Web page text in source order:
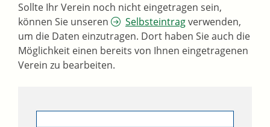
Sollte Ihr Verein noch nicht eingetragen sein,
können Sie unseren
Selbsteintragverwenden,
um die Daten einzutragen. Dort haben Sie auch die
Möglichkeit einen bereits von Ihnen eingetragenen
Verein zu bearbeiten.